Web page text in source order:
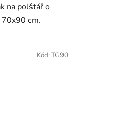
na polštář o
cm.
Kód: TG90